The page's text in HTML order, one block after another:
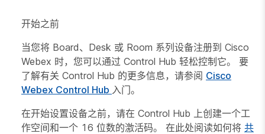
开始之前
当您将 Board、Desk 或 Room 系列设备注册到 Cisco
Webex 时，您可以通过 Control Hub 轻松控制它。 要
了解有关 Control Hub 的更多信息，请参阅 Cisco
Webex Control Hub 入门。
在开始设置设备之前，请在 Control Hub 上创建一个工
作空间和一个 16 位数的激活码。 在此处阅读如何将 共